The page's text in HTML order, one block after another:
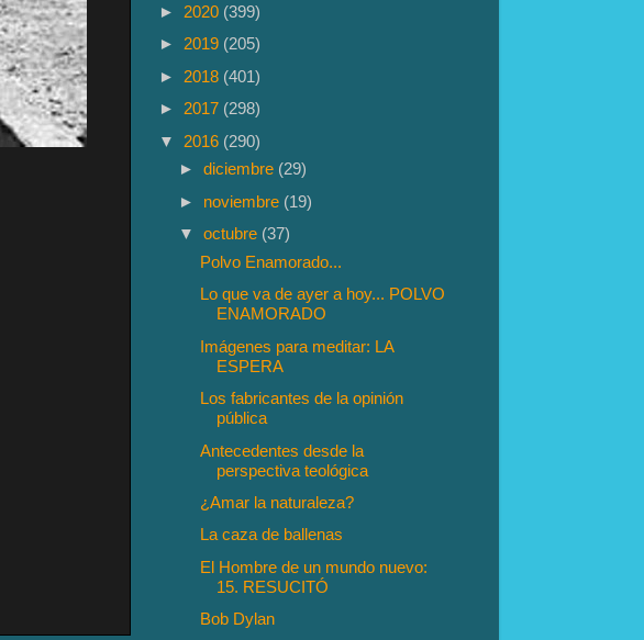
► 2020 (399)
► 2019 (205)
► 2018 (401)
► 2017 (298)
▼ 2016 (290)
►diciembre (29)
► noviembre (19)
▼octubre (37)
Polvo Enamorado...
Lo que va de ayer a hoy... POLVO
ENAMORADO
Imágenes para meditar: LA
ESPERA
Los fabricantes de la opinión
pública
Antecedentes desde la
perspectiva teológica
¿Amar la naturaleza?
La caza de ballenas
El Hombre de un mundo nuevo:
15. RESUCITÓ
Bob Dylan